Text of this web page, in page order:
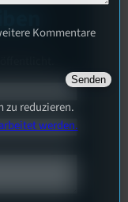
Kommentare
zu reduzieren.
werden.